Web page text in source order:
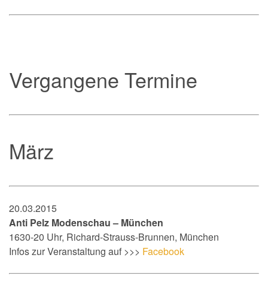
Vergangene Termine
März
20.03.2015
Anti Pelz Modenschau – München
1630-20 Uhr, Richard-Strauss-Brunnen, München
Infos zur Veranstaltung auf >>> Facebook